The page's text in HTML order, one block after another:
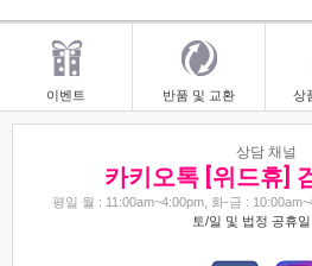
이벤트 반품 및 교환 상
상담 채널
카키오톡 [위드휴]
평일 월 : 11:00am~4:00pm, 화-금 :
토/일 및 법정 공휴